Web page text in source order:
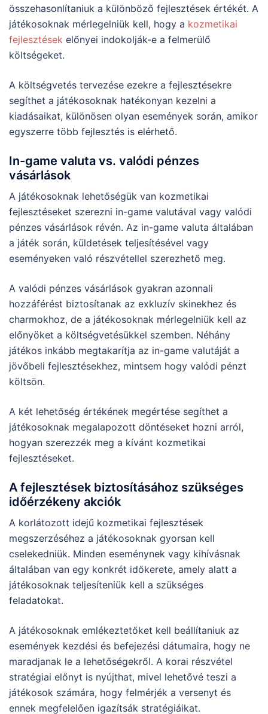
összehasonlítaniuk a különböző fejlesztések értékét. A
játékosoknak mérlegelniük kell, hogy a kozmetikai
fejlesztések előnyei indokolják-e a felmerülő
költségeket.
A költségvetés tervezése ezekre a fejlesztésekre
segíthet a játékosoknak hatékonyan kezelni a
kiadásaikat, különösen olyan események során, amikor
egyszerre több fejlesztés is elérhető.
In-game valuta vs. valódi pénzes
vásárlások
A játékosoknak lehetőségük van kozmetikai
fejlesztéseket szerezni in-game valutával vagy valódi
pénzes vásárlások révén. Az in-game valuta általában
a játék során, küldetések teljesítésével vagy
eseményeken való részvétellel szerezhető meg.
A valódi pénzes vásárlások gyakran azonnali
hozzáférést biztosítanak az exkluzív skinekhez és
charmokhoz, de a játékosoknak mérlegelniük kell az
előnyöket a költségvetésükkel szemben. Néhány
játékos inkább megtakarítja az in-game valutáját a
jövőbeli fejlesztésekhez, mintsem hogy valódi pénzt
költsön.
A két lehetőség értékének megértése segíthet a
játékosoknak megalapozott döntéseket hozni arról,
hogyan szerezzék meg a kívánt kozmetikai
fejlesztéseket.
A fejlesztések biztosításához szükséges
időérzékeny akciók
A korlátozott idejű kozmetikai fejlesztések
megszerzéséhez a játékosoknak gyorsan kell
cselekedniük. Minden eseménynek vagy kihívásnak
általában van egy konkrét időkerete, amely alatt a
játékosoknak teljesíteniük kell a szükséges
feladatokat.
A játékosoknak emlékeztetőket kell beállítaniuk az
események kezdési és befejezési dátumaira, hogy ne
maradjanak le a lehetőségekről. A korai részvétel
stratégiai előnyt is nyújthat, mivel lehetővé teszi a
játékosok számára, hogy felmérjék a versenyt és
ennek megfelelően igazítsák stratégiáikat.